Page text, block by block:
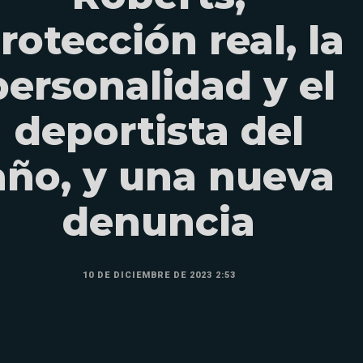
real, la
y el
deportista del
y una nueva
denuncia
10 DE DICIEMBRE DE 2023 2:53